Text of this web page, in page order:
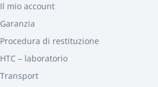
Il mio account
Garanzia
Procedura di restituzione
HTC – laboratorio
Transport